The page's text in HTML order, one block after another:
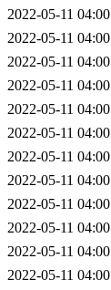
2022-05-11 04:00
2022-05-11 04:00
2022-05-11 04:00
2022-05-11 04:00
2022-05-11 04:00
2022-05-11 04:00
2022-05-11 04:00
2022-05-11 04:00
2022-05-11 04:00
2022-05-11 04:00
2022-05-11 04:00
2022-05-11 04:00